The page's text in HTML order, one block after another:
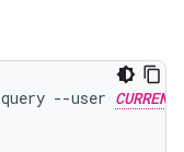
query --user